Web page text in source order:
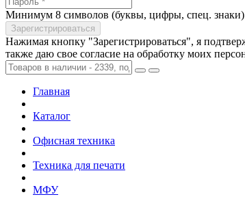
Минимум 8 символов (буквы, цифры, спец. знаки)
Нажимая кнопку "Зарегистрироваться", я
также даю свое согласие на обработку моих
Главная
Каталог
Офисная техника
Техника для печати
МФУ